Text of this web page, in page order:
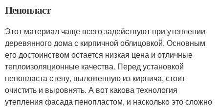
Пенопласт
Этот материал чаще всего задействуют при утеплении
деревянного дома с кирпичной облицовкой. Основным
его достоинством остается низкая цена и отличные
теплоизоляционные качества. Перед установкой
пенопласта стену, выложенную из кирпича, стоит
очистить и выровнять. А вот какова технология
утепления фасада пенопластом, и насколько это сложно